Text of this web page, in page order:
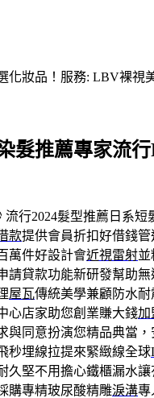
妝品！服務: LBV裸視
髮推薦專家流
流行2024髮型推薦日系短
款提供會員折扣好借錢
萬件好設計會近視雷射並
請貸款功能新研發幫助
屋瓦傳統美學兼顧防水
心店家助您創業賺大錢加
與同意扮演您精品典當
秒埋線拉提來緊緻線全球
久堅不用擔心鐵櫃漏水
購專精玻尿酸‬精雕淚溝專